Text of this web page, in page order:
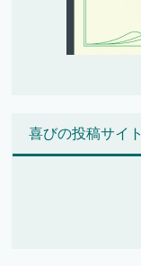
喜びの投稿サイト